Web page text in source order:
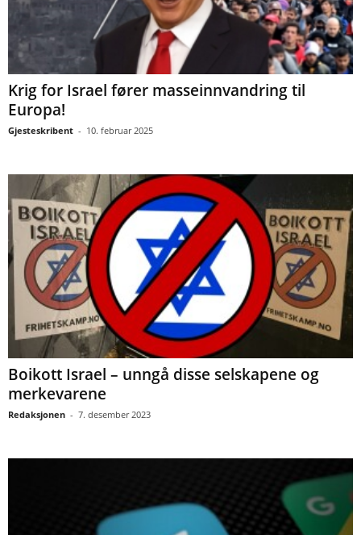
Krig for Israel fører masseinnvandring til
Europa!
Gjesteskribent - 10. februar 2025
Boikott Israel – unngå disse selskapene og
merkevarene
Redaksjonen - 7. desember 2023